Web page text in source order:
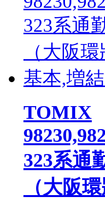
TOMIX
323系通
（大阪